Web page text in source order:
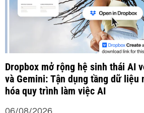
Dropbox mở rộng hệ sinh thái AI
và Gemini: Tận dụng tầng dữ liệu
hóa quy trình làm việc AI